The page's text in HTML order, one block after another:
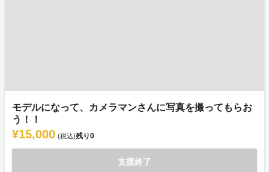
モデルになって、カメラマンさんに写真を撮ってもらお
う！！
¥15,000 (税込)残り0
支援終了